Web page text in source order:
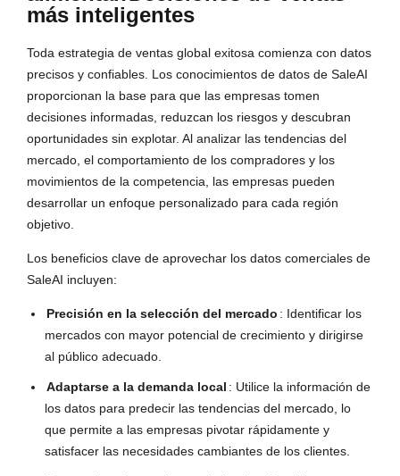
más inteligentes
Toda estrategia de ventas global exitosa comienza con datos
precisos y confiables. Los conocimientos de datos de SaleAI
proporcionan la base para que las empresas tomen
decisiones informadas, reduzcan los riesgos y descubran
oportunidades sin explotar. Al analizar las tendencias del
mercado, el comportamiento de los compradores y los
movimientos de la competencia, las empresas pueden
desarrollar un enfoque personalizado para cada región
objetivo.
Los beneficios clave de aprovechar los datos comerciales de
SaleAI incluyen:
Precisión en la selección del mercado : Identificar los
mercados con mayor potencial de crecimiento y dirigirse
al público adecuado.
Adaptarse a la demanda local : Utilice la información de
los datos para predecir las tendencias del mercado, lo
que permite a las empresas pivotar rápidamente y
satisfacer las necesidades cambiantes de los clientes.